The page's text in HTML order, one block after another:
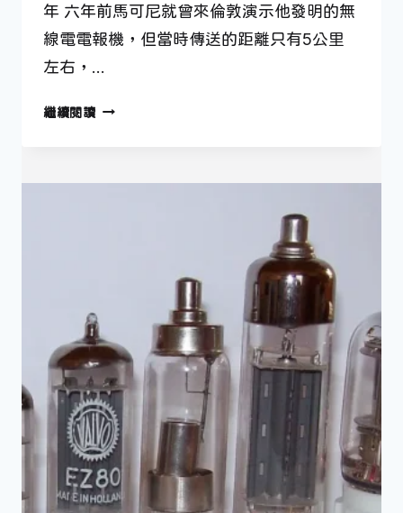
年 六年前馬可尼就曾來倫敦演示他發明的無
線電電報機，但當時傳送的距離只有5公里
左右，…
繼續閱讀6
起
駭
客
事
件